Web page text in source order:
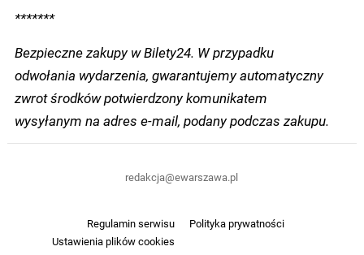
*******
Bezpieczne zakupy w Bilety24. W przypadku
odwołania wydarzenia, gwarantujemy automatyczny
zwrot środków potwierdzony komunikatem
wysyłanym na adres e-mail, podany podczas zakupu.
Regulamin serwisu
Polityka prywatności
Ustawienia plików cookies
redakcja@ewarszawa.pl